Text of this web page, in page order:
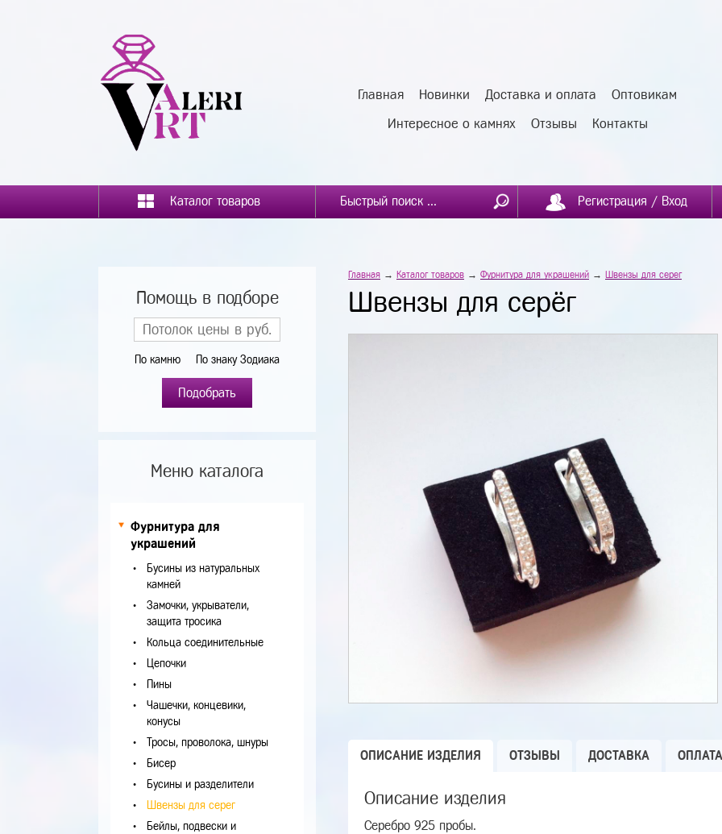
Главная Новинки Доставка и оплата Оптовикам
Интересное о камнях Отзывы Контакты
Каталог товаров Регистрация / Вход
Помощь в подборе
По камню По знаку Зодиака
Подобрать
Меню каталога
Фурнитура для
украшений
Бусины из натуральных
камней
Замочки, укрыватели,
защита тросика
Кольца соединительные
Цепочки
Пины
Чашечки, концевики,
конусы
Тросы, проволока, шнуры
Бисер
Бусины и разделители
Швензы для серег
Бейлы, подвески и
Главная → Каталог товаров → Фурнитура для украшений → Швензы для серег
Швензы для серёг
ОПИСАНИЕ ИЗДЕЛИЯ ОТЗЫВЫ ДОСТАВКА ОПЛАТА
Описание изделия
Серебро 925 пробы.